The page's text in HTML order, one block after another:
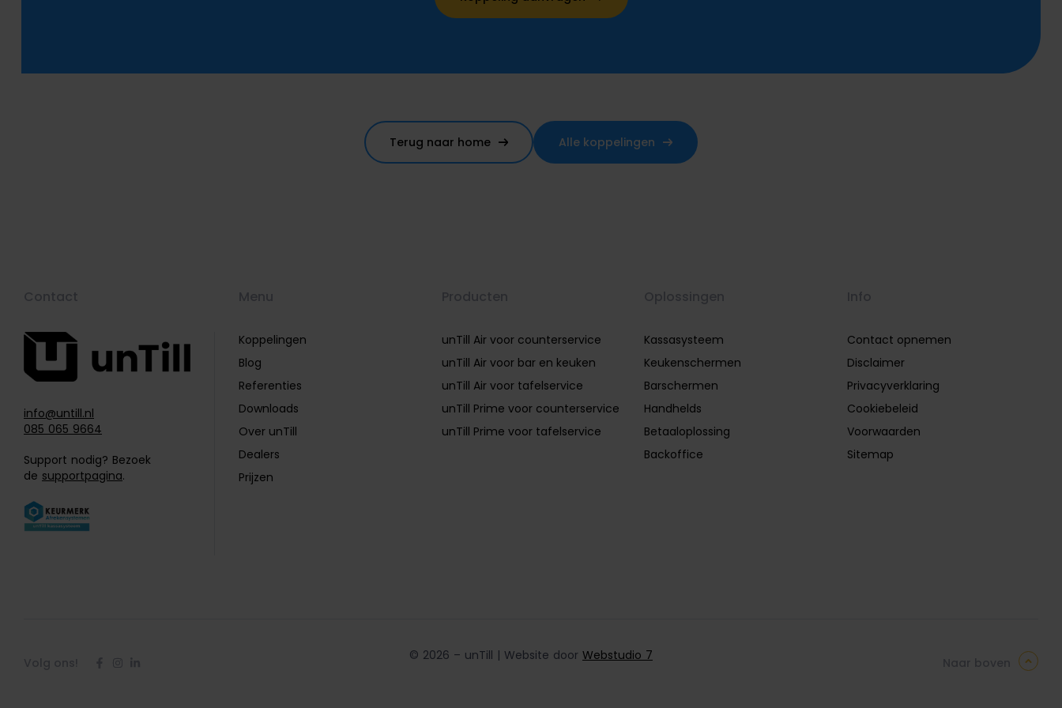
Terug naar home Alle koppelingen
info@untill.nl
085 065 9664
Support nodig? Bezoek
de supportpagina.
Koppelingen
Blog
Referenties
Downloads
Over unTill
Dealers
Prijzen
unTill Air voor counterservice
unTill Air voor bar en keuken
unTill Air voor tafelservice
unTill Prime voor counterservice
unTill Prime voor tafelservice
Kassasysteem
Keukenschermen
Barschermen
Handhelds
Betaaloplossing
Backoffice
Contact opnemen
Disclaimer
Privacyverklaring
Cookiebeleid
Voorwaarden
Sitemap
© 2026 – unTill | Website door Webstudio 7